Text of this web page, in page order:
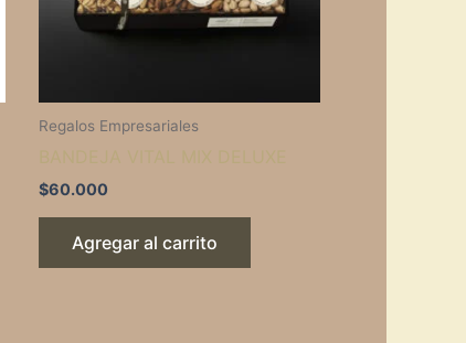
Regalos Empresariales
$60.000
Agregar al carrito